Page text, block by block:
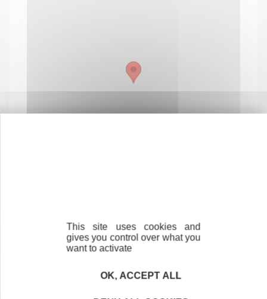
Contactez-nous ! Cliquez ici
This site uses cookies and
gives you control over what you
want to activate
OK, ACCEPT ALL